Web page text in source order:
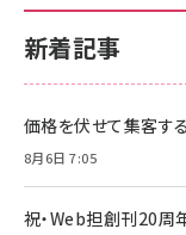
新着記事
価格を伏せて集客す
8月6日 7:05
祝・Web担創刊20周